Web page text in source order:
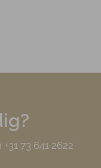
73 641 2622